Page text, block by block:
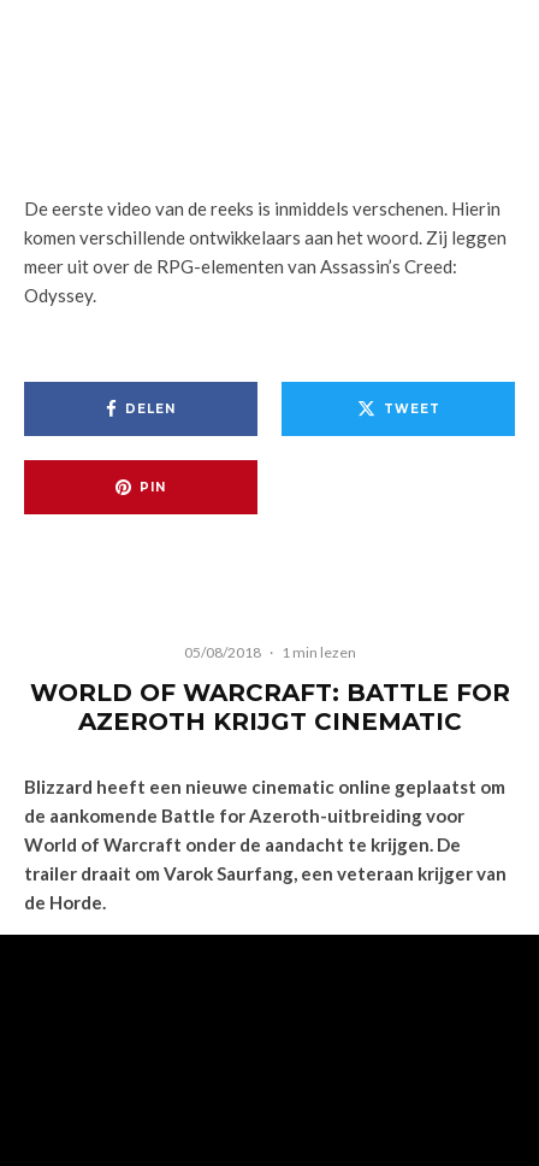
De eerste video van de reeks is inmiddels verschenen. Hierin
komen verschillende ontwikkelaars aan het woord. Zij leggen
meer uit over de RPG-elementen van Assassin’s Creed:
Odyssey.
DELEN TWEET
PIN
05/08/2018 · 1 min lezen
WORLD OF WARCRAFT: BATTLE FOR
AZEROTH KRIJGT CINEMATIC
Blizzard heeft een nieuwe cinematic online geplaatst om
de aankomende Battle for Azeroth-uitbreiding voor
World of Warcraft onder de aandacht te krijgen. De
trailer draait om Varok Saurfang, een veteraan krijger van
de Horde.